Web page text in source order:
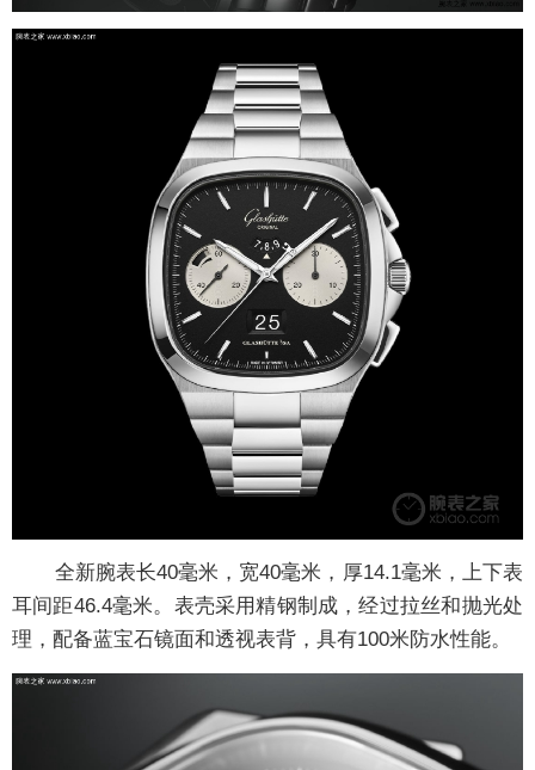
全新腕表长40毫米，宽40毫米，厚14.1毫米，上下表
耳间距46.4毫米。表壳采用精钢制成，经过拉丝和抛光处
理，配备蓝宝石镜面和透视表背，具有100米防水性能。